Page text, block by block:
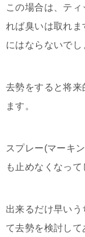
この場合は、テ
れば臭いは取れ
にはならないでし
去勢をすると将来
ます。
スプレー(マーキ
も止めなくなって
出来るだけ早い
て去勢を検討して